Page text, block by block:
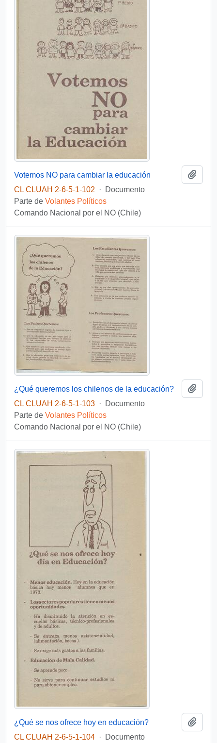
Votemos NO para cambiar la educación
CL CLUAH 2-6-5-1-102
·
Documento
Parte de Volantes Políticos
Comando Nacional por el NO (Chile)
¿Qué queremos los chilenos de la educación?
CL CLUAH 2-6-5-1-103 ·
Documento
Parte de Volantes Políticos
Comando Nacional por el NO (Chile)
¿Qué se nos ofrece hoy en educación?
CL CLUAH 2-6-5-1-104 ·
Documento